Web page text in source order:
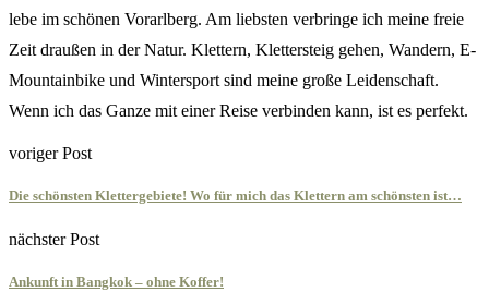
lebe im schönen Vorarlberg. Am liebsten verbringe ich meine freie
Zeit draußen in der Natur. Klettern, Klettersteig gehen, Wandern, E-
Mountainbike und Wintersport sind meine große Leidenschaft.
Wenn ich das Ganze mit einer Reise verbinden kann, ist es perfekt.
voriger Post
Die schönsten Klettergebiete! Wo für mich das Klettern am schönsten ist…
nächster Post
Ankunft in Bangkok – ohne Koffer!